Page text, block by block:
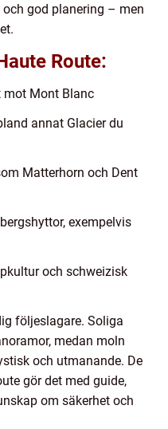
god planering – men
Route:
mot Mont Blanc
annat Glacier du
Matterhorn och Dent
exempelvis
och schweizisk
följeslagare. Soliga
medan moln
och utmanande. De
gör det med guide,
om säkerhet och